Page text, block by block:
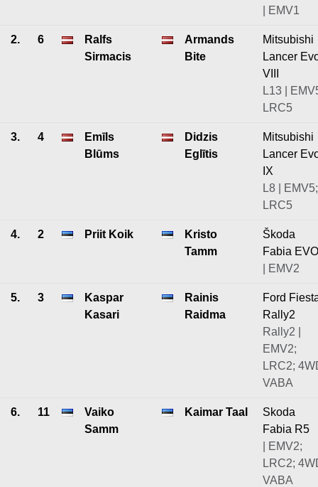
| EMV1
2. 6
Ralfs
Sirmacis
Armands
Bite
Mitsubishi
Lancer
VIII
L13 |
LRC5
3. 4
Emīls
Blūms
Didzis
Eglītis
Mitsubishi
Lancer
IX
L8 | EMV5;
LRC5
4. 2 Priit Koik
Kristo
Tamm
Škoda
Fabia EVO
| EMV2
5. 3
Kaspar
Kasari
Rainis
Raidma
Ford
Rally2
Rally2 |
EMV2;
LRC2;
VABA
6. 11
Vaiko
Samm
Kaimar Taal
Skoda
Fabia R5
| EMV2;
LRC2;
VABA